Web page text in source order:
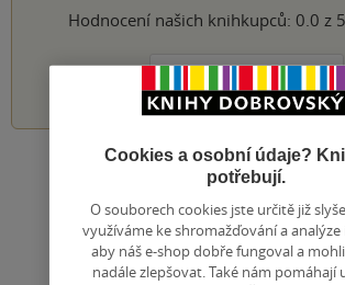
Hodnocení našich knihkupců: 0.0 z 5
Zobrazit všechna hodnocení
Přidat
Cookies a osobní údaje?
potřebují.
O souborech cookies jste určitě již
využíváme ke shromažďování a analýze
aby náš e-shop dobře fungoval a
nadále zlepšovat. Také nám pomáhají